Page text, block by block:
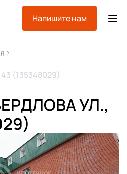
Напишите нам
(135348029)
УЛ.,